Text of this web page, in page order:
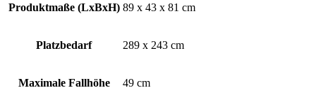
Produktmaße (LxBxH) 89 x 43 x 81 cm
Platzbedarf 289 x 243 cm
Maximale Fallhöhe 49 cm